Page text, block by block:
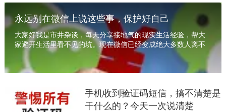
短信内的联系方式。
第三，手机及时开启安全防护软件，定期查杀
病毒；不要随意ROOT、越狱手机，降低安全风
险。
是资金安全的最后一道防线。
永远别在微信上说这些事，保护好自己
大家好我是市井杂谈，每天分享接地气的现实生活经验，帮大
家避开生活里看不见的坑。现在微信已经变成绝大多数人离不
开的沟通工具，工作对接、家庭聊天、朋友闲聊...
手机收到验证码短信，搞不清楚是
干什么的？今天一次说清楚